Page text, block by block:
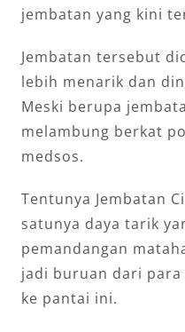
jembatan yang kini
Jembatan tersebut
lebih menarik dan
Meski berupa
melambung berkat
medsos.
Tentunya Jembatan
satunya daya tarik
pemandangan
jadi buruan dari para
ke pantai ini.